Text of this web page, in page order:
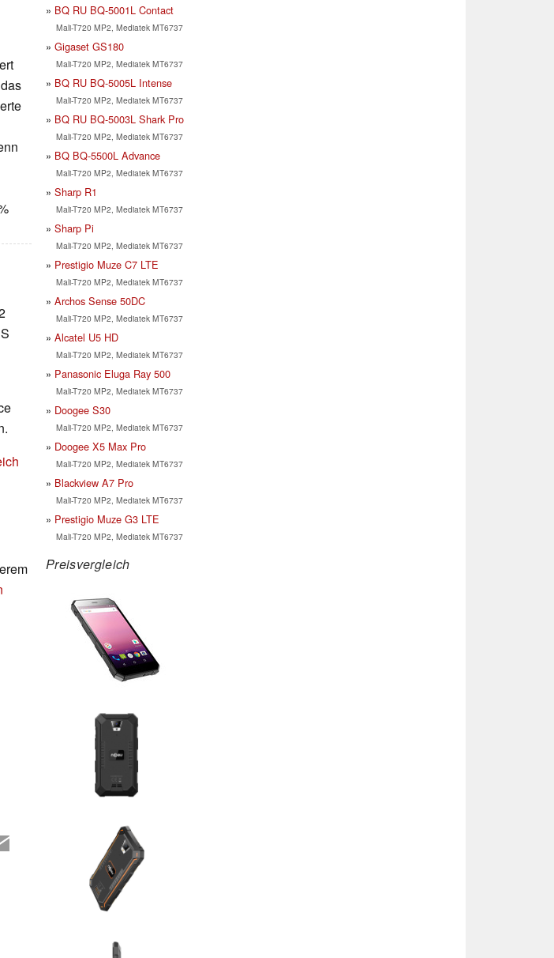
BQ RU BQ-5001L Contact
Mali-T720 MP2, Mediatek MT6737
Gigaset GS180
Mali-T720 MP2, Mediatek MT6737
BQ RU BQ-5005L Intense
Mali-T720 MP2, Mediatek MT6737
BQ RU BQ-5003L Shark Pro
Mali-T720 MP2, Mediatek MT6737
BQ BQ-5500L Advance
Mali-T720 MP2, Mediatek MT6737
Sharp R1
Mali-T720 MP2, Mediatek MT6737
Sharp Pi
Mali-T720 MP2, Mediatek MT6737
Prestigio Muze C7 LTE
Mali-T720 MP2, Mediatek MT6737
Archos Sense 50DC
Mali-T720 MP2, Mediatek MT6737
Alcatel U5 HD
Mali-T720 MP2, Mediatek MT6737
Panasonic Eluga Ray 500
Mali-T720 MP2, Mediatek MT6737
Doogee S30
Mali-T720 MP2, Mediatek MT6737
Doogee X5 Max Pro
Mali-T720 MP2, Mediatek MT6737
Blackview A7 Pro
Mali-T720 MP2, Mediatek MT6737
Prestigio Muze G3 LTE
Mali-T720 MP2, Mediatek MT6737
Preisvergleich